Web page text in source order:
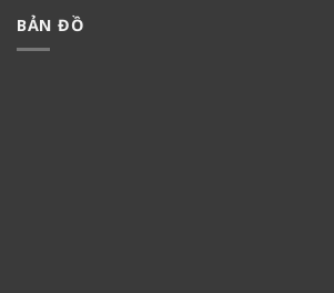
BẢN ĐỒ